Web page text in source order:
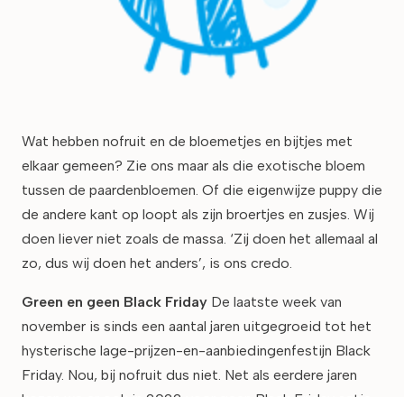
Wat hebben nofruit en de bloemetjes en bijtjes met
elkaar gemeen? Zie ons maar als die exotische bloem
tussen de paardenbloemen. Of die eigenwijze puppy die
de andere kant op loopt als zijn broertjes en zusjes. Wij
doen liever niet zoals de massa. ‘Zij doen het allemaal al
zo, dus wij doen het anders’, is ons credo.
Green en geen Black Friday De laatste week van
november is sinds een aantal jaren uitgegroeid tot het
hysterische lage-prijzen-en-aanbiedingenfestijn Black
Friday. Nou, bij nofruit dus niet. Net als eerdere jaren